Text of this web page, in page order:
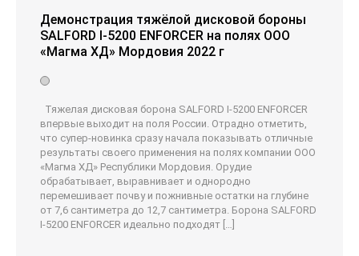
Демонстрация тяжёлой дисковой бороны
SALFORD I-5200 ENFORCER на полях ООО
«Магма ХД» Мордовия 2022 г
Тяжелая дисковая борона SALFORD I-5200 ENFORCER
впервые выходит на поля России. Отрадно отметить,
что супер-новинка сразу начала показывать отличные
результаты своего применения на полях компании ООО
«Магма ХД» Республики Мордовия. Орудие
обрабатывает, выравнивает и однородно
перемешивает почву и пожнивные остатки на глубине
от 7,6 сантиметра до 12,7 сантиметра. Борона SALFORD
I-5200 ENFORCER идеально подходят […]